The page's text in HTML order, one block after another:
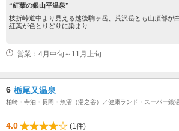
“紅葉の銀山平温泉”
枝折峠道中より見える越後駒ヶ岳、荒沢岳とも山頂部が
紅葉が色とりどりに染まり...
営業：4月中旬～11月上旬
6 栃尾又温泉
柏崎・寺泊・長岡・魚沼（湯之谷）／健康ランド・スーパー銭
4.0 (1件)